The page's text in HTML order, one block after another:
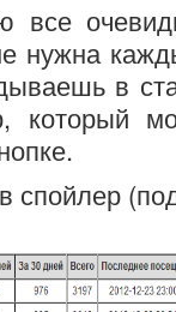
все
нужна
в
который
спойлер